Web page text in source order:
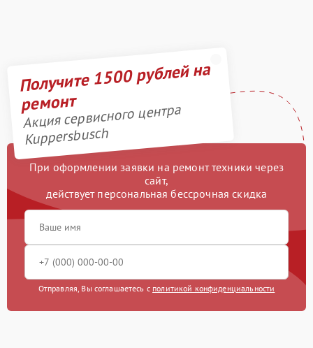
Получите 1500 рублей на
ремонт
Акция сервисного центра
Kuppersbusch
При оформлении заявки на ремонт техники через
сайт,
действует персональная бессрочная скидка
Отправляя, Вы соглашаетесь с политикой конфиденциальности